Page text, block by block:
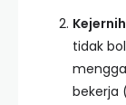
tidak
bekerja